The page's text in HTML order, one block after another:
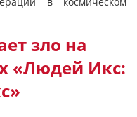
зло на
«Людей Икс: